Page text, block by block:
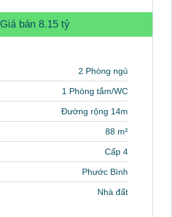
Giá bán 8.15 tỷ
2 Phòng ngủ
1 Phòng tắm/WC
Đường rộng 14m
88 m²
Cấp 4
Phước Bình
Nhà đất